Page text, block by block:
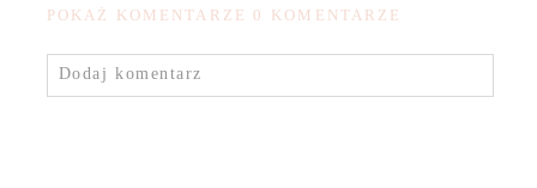
POKAŻ KOMENTARZE 0 KOMENTARZE
Dodaj komentarz